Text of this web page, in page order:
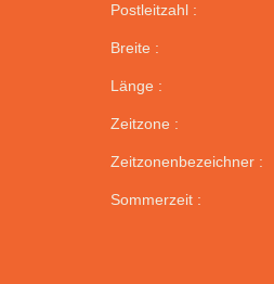
Postleitzahl :
Breite :
Länge :
Zeitzone :
Zeitzonenbezeichner :
Sommerzeit :